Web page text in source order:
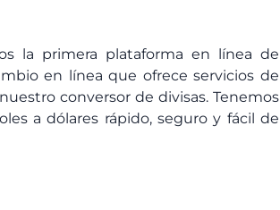
la primera plataforma en línea de
en línea que ofrece servicios de
conversor de divisas. Tenemos
a dólares rápido, seguro y fácil de